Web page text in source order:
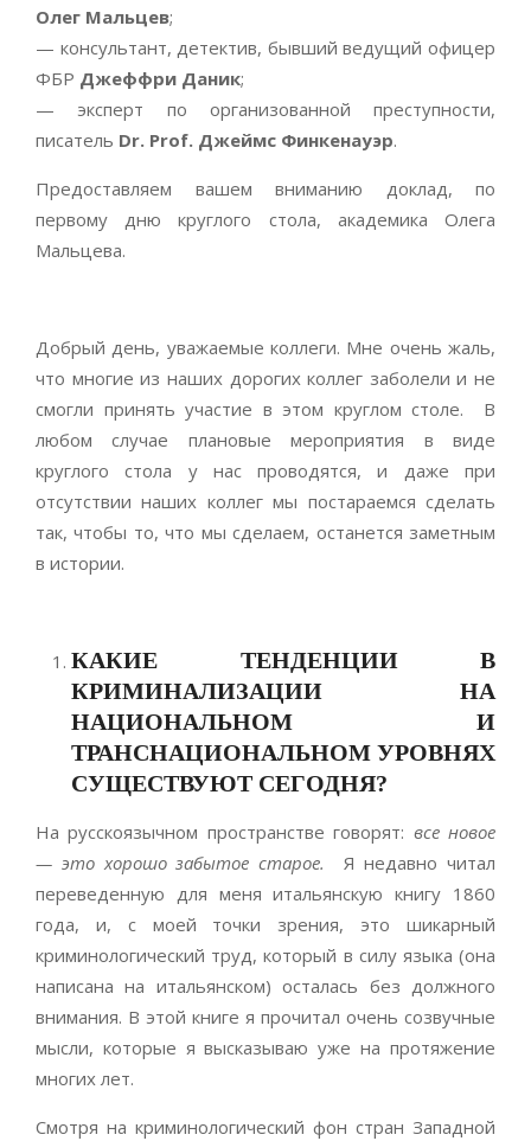
Олег Мальцев;
— консультант, детектив, бывший ведущий офицер
ФБР Джеффри Даник;
— эксперт по организованной преступности,
писатель Dr. Prof. Джеймс Финкенауэр.
Предоставляем вашем вниманию доклад, по
первому дню круглого стола, академика Олега
Мальцева.
Добрый день, уважаемые коллеги. Мне очень жаль,
что многие из наших дорогих коллег заболели и не
смогли принять участие в этом круглом столе. В
любом случае плановые мероприятия в виде
круглого стола у нас проводятся, и даже при
отсутствии наших коллег мы постараемся сделать
так, чтобы то, что мы сделаем, останется заметным
в истории.
КАКИЕ ТЕНДЕНЦИИ В
КРИМИНАЛИЗАЦИИ НА
НАЦИОНАЛЬНОМ И
ТРАНСНАЦИОНАЛЬНОМ УРОВНЯХ
СУЩЕСТВУЮТ СЕГОДНЯ?
На русскоязычном пространстве говорят: все новое
— это хорошо забытое старое. Я недавно читал
переведенную для меня итальянскую книгу 1860
года, и, с моей точки зрения, это шикарный
криминологический труд, который в силу языка (она
написана на итальянском) осталась без должного
внимания. В этой книге я прочитал очень созвучные
мысли, которые я высказываю уже на протяжение
многих лет.
Смотря на криминологический фон стран Западной